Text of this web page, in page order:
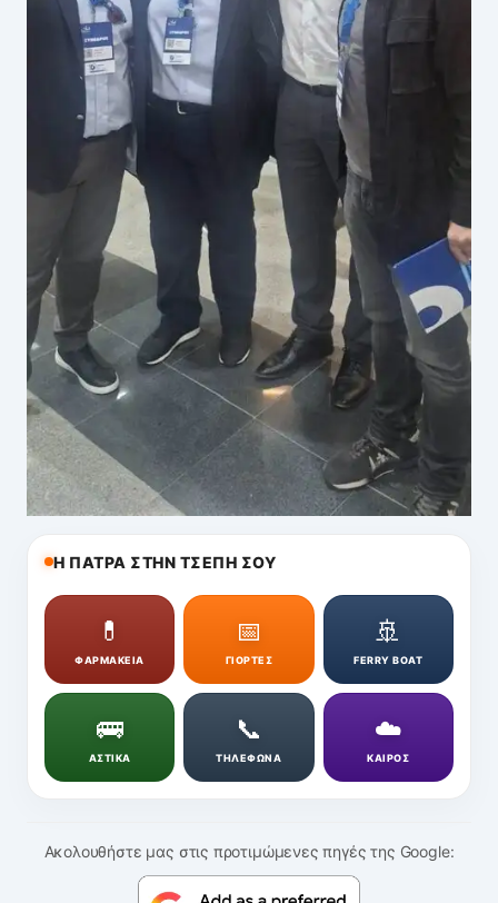
Η ΠΑΤΡΑ ΣΤΗΝ ΤΣΕΠΗ ΣΟΥ
💊
ΦΑΡΜΑΚΕΙΑ
📅
ΓΙΟΡΤΕΣ
🚢
FERRY BOAT
🚌
ΑΣΤΙΚΑ
📞
ΤΗΛΕΦΩΝΑ
☁️
ΚΑΙΡΟΣ
Ακολουθήστε μας στις προτιμώμενες πηγές της Google: